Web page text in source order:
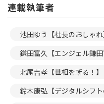
連載執筆者
池田ゆう【社長のおしゃれ
鎌田富久【エンジェル鎌田
北尾吉孝【世相を斬る！】
鈴木康弘【デジタルシフト